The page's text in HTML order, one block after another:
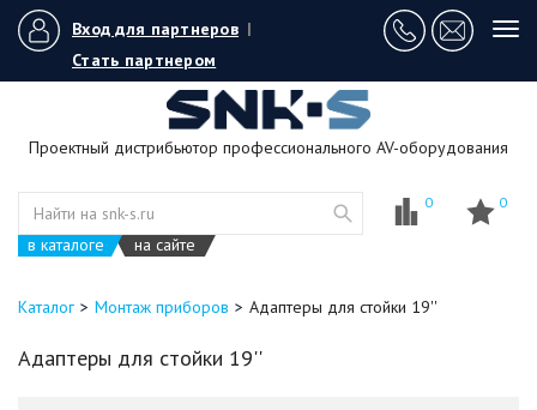
Вход для партнеров |
Стать партнером
Проектный дистрибьютор профессионального AV-оборудования
в каталоге на сайте
0 0
Каталог Монтаж приборов Адаптеры для стойки 19''
Адаптеры для стойки 19''